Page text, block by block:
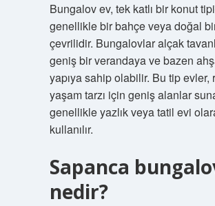
Bungalov ev, tek katlı bir konut
genellikle bir bahçe veya doğal
çevrilidir. Bungalovlar alçak
geniş bir verandaya ve bazen
yapıya sahip olabilir. Bu tip evler,
yaşam tarzı için geniş alanlar
genellikle yazlık veya tatil evi
kullanılır.
Sapanca
nedir?